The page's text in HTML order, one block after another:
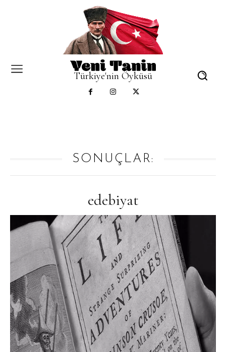
Türkiye'nin Öyküsü
SONUÇLAR:
edebiyat